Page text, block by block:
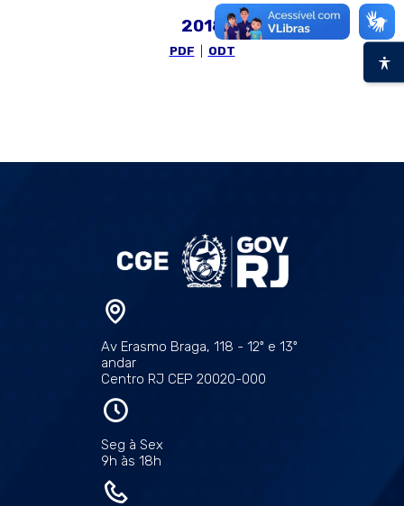
2018
PDF ODT
Av Erasmo Braga, 118 - 12º e 13º
andar
Centro RJ CEP 20020-000
Seg à Sex
9h às 18h